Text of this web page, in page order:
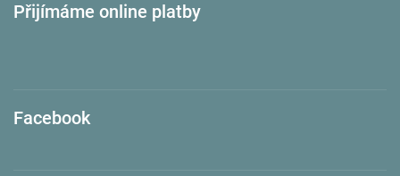
Přijímáme online platby
Facebook